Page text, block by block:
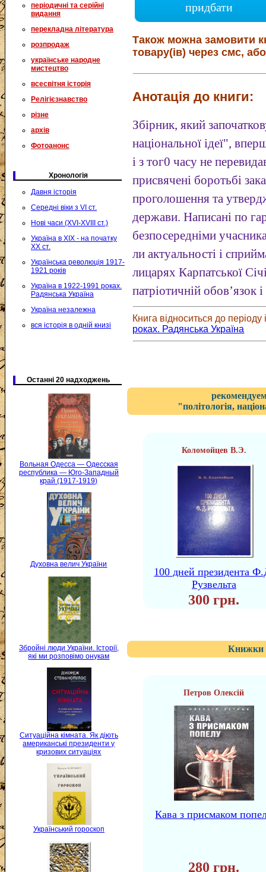
періодичні та серійні
видання
перекладна література
розпродаж
українське народне
мистецтво
всесвітня історія
Релігієзнавство
різне
архів
Фотоанонс
Хронологія
Давня історія
Середні віки з VI ст.
Нові часи (XVI-XVIII ст.)
Україна в XIX - на початку
XX ст.
Українська революція 1917-
1921 років
Україна в 1922-1991 роках.
Радянська Україна
Україна незалежна
вся історія в одній книзі
Останні 20 надходжень
Вольная Одесса — Одесская
республика — Юго-Западный
край (1917-1919)
Духовна велич України
Збройні люди України. Історії,
які ми розповімо онукам
Ситуаційна кімната. Як діють
американські президенти у
кризових ситуаціях
Український гороскоп
придбати
Також можна замовити
товару(ів) через смс,
Анотація до книги:
Збірник, який
національної ідеї",
і з тог0 часу не
присвячені боротьбі
проголошення та
держави. Написані по
безпосередніми
ли актуальності і
лицарях Карпатської
патріотичній обов’язок
Книга відноситься до періоду
роках. Радянська Україна
"політологія,
Коломойцев В.Э.
100 дней президента
Рузвельта
300 грн.
Книжки
Петров Олексій
Кава з присмаком
280 грн.